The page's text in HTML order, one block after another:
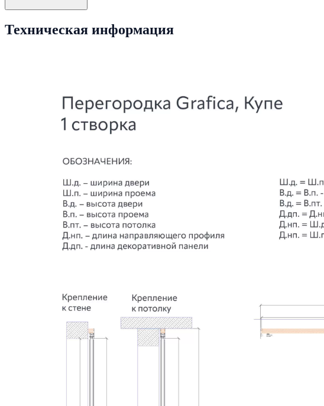
Техническая информация